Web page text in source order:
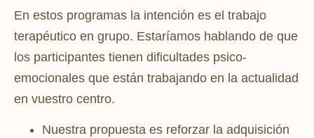
En estos programas la intención es el trabajo
terapéutico en grupo. Estaríamos hablando de que
los participantes tienen dificultades psico-
emocionales que están trabajando en la actualidad
en vuestro centro.
Nuestra propuesta es reforzar la adquisición